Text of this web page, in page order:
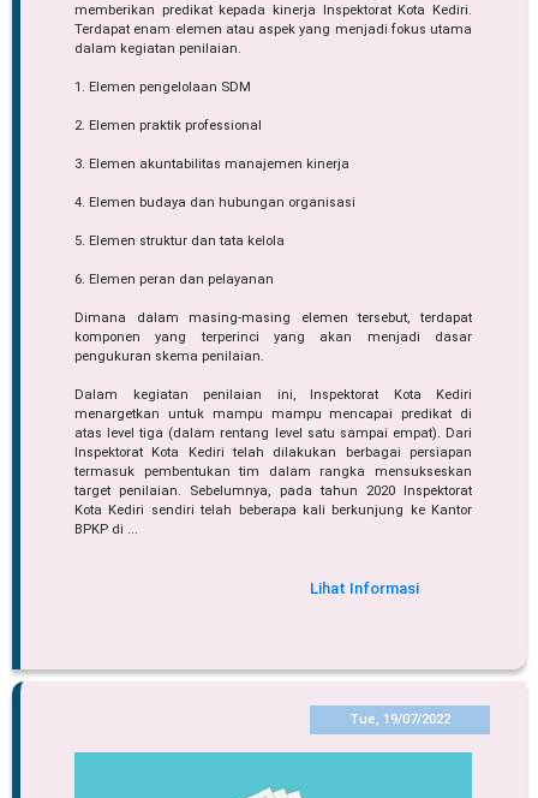
memberikan predikat kepada kinerja Inspektorat Kota Kediri.
Terdapat enam elemen atau aspek yang menjadi fokus utama
dalam kegiatan penilaian.
1. Elemen pengelolaan SDM
2. Elemen praktik professional
3. Elemen akuntabilitas manajemen kinerja
4. Elemen budaya dan hubungan organisasi
5. Elemen struktur dan tata kelola
6. Elemen peran dan pelayanan
Dimana dalam masing-masing elemen tersebut, terdapat
komponen yang terperinci yang akan menjadi dasar
pengukuran skema penilaian.
Dalam kegiatan penilaian ini, Inspektorat Kota Kediri
menargetkan untuk mampu mampu mencapai predikat di
atas level tiga (dalam rentang level satu sampai empat). Dari
Inspektorat Kota Kediri telah dilakukan berbagai persiapan
termasuk pembentukan tim dalam rangka mensukseskan
target penilaian. Sebelumnya, pada tahun 2020 Inspektorat
Kota Kediri sendiri telah beberapa kali berkunjung ke Kantor
BPKP di ...
Lihat Informasi
Tue, 19/07/2022